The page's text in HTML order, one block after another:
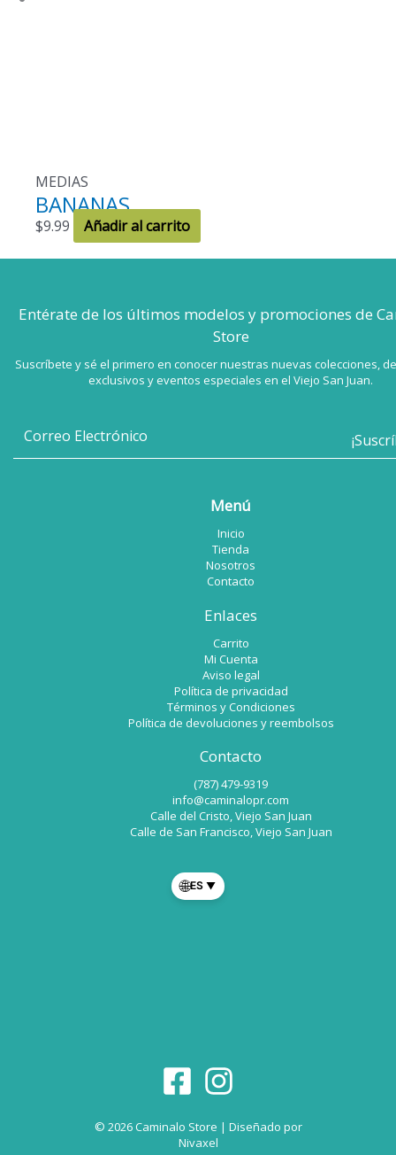
MEDIAS
BANANAS
$9.99 Añadir al carrito
Entérate de los últimos modelos y promociones de
Store
Suscríbete y sé el primero en conocer nuestras nuevas colecciones,
exclusivos y eventos especiales en el Viejo San Juan.
Menú
Inicio
Tienda
Nosotros
Contacto
Enlaces
Carrito
Mi Cuenta
Aviso legal
Política de privacidad
Términos y Condiciones
Política de devoluciones y reembolsos
Contacto
(787) 479-9319
info@caminalopr.com
Calle del Cristo, Viejo San Juan
Calle de San Francisco, Viejo San Juan
🌐ES ▼
© 2026 Caminalo Store | Diseñado por
Nivaxel